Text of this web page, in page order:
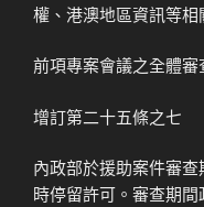
權、港澳地區資訊等相
前項專案會議之全體審
增訂第二十五條之七
內政部於援助案件審
時停留許可。審查期